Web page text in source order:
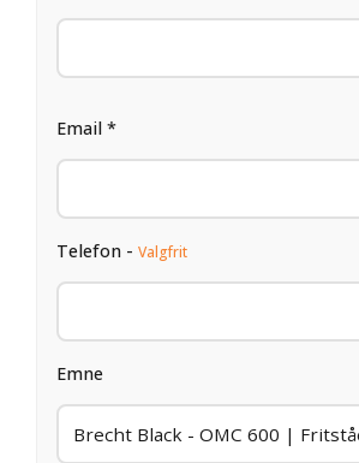
Email *
Telefon - Valgfrit
Emne